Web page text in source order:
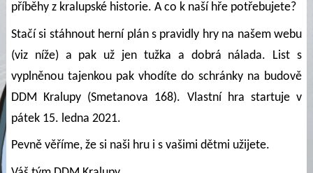
příběhy z kralupské historie. A co k naší hře potřebujete?
Stačí si stáhnout herní plán s pravidly hry na našem webu
(viz níže) a pak už jen tužka a dobrá nálada. List s
vyplněnou tajenkou pak vhodíte do schránky na budově
DDM Kralupy (Smetanova 168). Vlastní hra startuje v
pátek 15. ledna 2021.
Pevně věříme, že si naši hru i s vašimi dětmi užijete.